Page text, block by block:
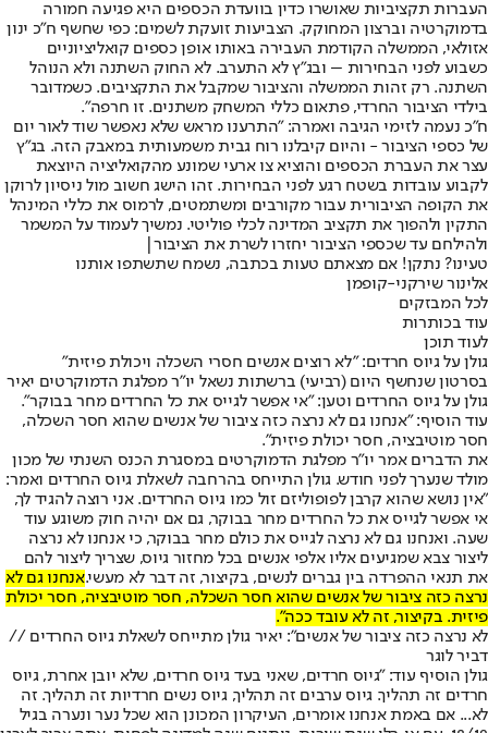
העברות תקציביות שאושרו כדין בוועדת הכספים היא פגיעה חמורה
בדמוקרטיה וברצון המחוקק. הצביעות זועקת לשמים: כפי שחשף ח״כ ינון
אזולאי, הממשלה הקודמת העבירה באותו אופן כספים קואליציוניים
כשבוע לפני הבחירות – ובג״ץ לא התערב. לא החוק השתנה ולא הנוהל
השתנה. רק זהות הממשלה והציבור שמקבל את התקציבים. כשמדובר
בילדי הציבור החרדי, פתאום כללי המשחק משתנים. זו חרפה".
ח"כ נעמה לזימי הגיבה ואמרה: "התרענו מראש שלא נאפשר שוד לאור יום
של כספי הציבור - והיום קיבלנו רוח גבית משמעותית במאבק הזה. בג"ץ
עצר את העברת הכספים והוציא צו ארעי שמונע מהקואליציה היוצאת
לקבוע עובדות בשטח רגע לפני הבחירות. זהו הישג חשוב מול ניסיון לרוקן
את הקופה הציבורית עבור מקורבים ומשתמטים, לרמוס את כללי המינהל
התקין ולהפוך את תקציב המדינה לכלי פוליטי. נמשיך לעמוד על המשמר
ולהילחם עד שכספי הציבור יחזרו לשרת את הציבור|
טעינו? נתקן! אם מצאתם טעות בכתבה, נשמח שתשתפו אותנו
אלינור שירקני-קופמן
לכל המבזקים
עוד בכותרות
לעוד תוכן
גולן על גיוס חרדים: "לא רוצים אנשים חסרי השכלה ויכולת פיזית"
בסרטון שנחשף היום (רביעי) ברשתות נשאל יו"ר מפלגת הדמוקרטים יאיר
גולן על גיוס החרדים וטען: "אי אפשר לגייס את כל החרדים מחר בבוקר".
עוד הוסיף: "אנחנו גם לא נרצה כזה ציבור של אנשים שהוא חסר השכלה,
חסר מוטיבציה, חסר יכולת פיזית".
את הדברים אמר יו"ר מפלגת הדמוקרטים במסגרת הכנס השנתי של מכון
מולד שנערך לפני חודש. גולן התייחס בהרחבה לשאלת גיוס החרדים ואמר:
"אין נושא שהוא קרבן לפופוליזם זול כמו גיוס החרדים. אני רוצה להגיד לך,
אי אפשר לגייס את כל החרדים מחר בבוקר, גם אם יהיה חוק משוגע עוד
שעה. ואנחנו גם לא נרצה לגייס את כולם מחר בבוקר, כי אנחנו לא נרצה
ליצור צבא שמגיעים אליו אלפי אנשים בכל מחזור גיוס, שצריך ליצור להם
את תנאי ההפרדה בין גברים לנשים, בקיצור, זה דבר לא מעשי.אנחנו גם לא
נרצה כזה ציבור של אנשים שהוא חסר השכלה, חסר מוטיבציה, חסר יכולת
פיזית. בקיצור, זה לא עובד ככה".
לא נרצה כזה ציבור של אנשים": יאיר גולן מתייחס לשאלת גיוס החרדים //
דביר לוגר
גולן הוסיף עוד: "גיוס חרדים, שאני בעד גיוס חרדים, שלא יובן אחרת, גיוס
חרדים זה תהליך. גיוס ערבים זה תהליך, גיוס נשים חרדיות זה תהליך. זה
לא... אם באמת אנחנו אומרים, העיקרון המכונן הוא שכל נער ונערה בגיל